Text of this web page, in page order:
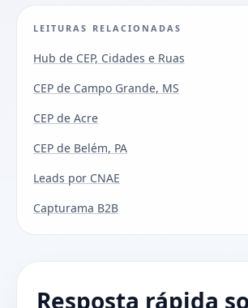
LEITURAS RELACIONADAS
Hub de CEP, Cidades e Ruas
CEP de Campo Grande, MS
CEP de Acre
CEP de Belém, PA
Leads por CNAE
Capturama B2B
Resposta rápida